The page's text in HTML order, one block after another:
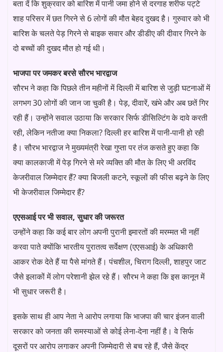
बता दें कि शुक्रवार को बारिश में पानी जमा होने से दरगाह शरीफ पट्टे
शाह परिसर में छत गिरने से 6 लोगों की मौत बेहद दुखद है। गुरुवार को भी
बारिश के चलते पेड़ गिरने से बाइक सवार और डीडीए की दीवार गिरने के
दो बच्चों की दुखद मौत हो गई थी।
भाजपा पर जमकर बरसे सौरभ भारद्वाज
सौरभ ने कहा कि पिछले तीन महीनों में दिल्ली में बारिश से जुड़ी घटनाओं में
लगभग 30 लोगों की जान जा चुकी है। पेड़, दीवारें, खंभे और अब छतें गिर
रही हैं। उन्होंने सवाल उठाया कि सरकार सिर्फ डीसिल्टिंग के दावे करती
रही, लेकिन नतीजा क्या निकला? दिल्ली हर बारिश में पानी-पानी हो रही
है। सौरभ भारद्वाज ने मुख्यमंत्री रेखा गुप्ता पर तंज कसते हुए कहा कि
क्या कालकाजी में पेड़ गिरने से मरे व्यक्ति की मौत के लिए भी अरविंद
केजरीवाल जिम्मेदार हैं? क्या बिजली कटने, स्कूलों की फीस बढ़ने के लिए
भी केजरीवाल जिम्मेदार हैं?
एएसआई पर भी सवाल, सुधार की जरूरत
उन्होंने कहा कि कई बार लोग अपनी पुरानी इमारतों की मरम्मत भी नहीं
करवा पाते क्योंकि भारतीय पुरातत्व सर्वेक्षण (एएसआई) के अधिकारी
आकर रोक देते हैं या पैसे मांगते हैं। पंचशील, चिराग दिल्ली, शाहपुर जाट
जैसे इलाकों में लोग परेशानी झेल रहे हैं। सौरभ ने कहा कि इस कानून में
भी सुधार जरूरी है।
इसके साथ ही आप नेता ने आरोप लगाया कि भाजपा की चार इंजन वाली
सरकार को जनता की समस्याओं से कोई लेना-देना नहीं है। वे सिर्फ
दूसरों पर आरोप लगाकर अपनी जिम्मेदारी से बच रहे हैं, जैसे केंद्र